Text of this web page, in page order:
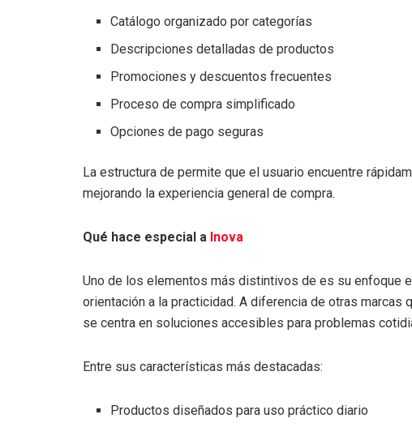
Catálogo organizado por categorías
Descripciones detalladas de productos
Promociones y descuentos frecuentes
Proceso de compra simplificado
Opciones de pago seguras
La estructura de permite que el usuario encuentre
mejorando la experiencia general de compra.
Qué hace especial a Inova
Uno de los elementos más distintivos de es su enfoque
orientación a la practicidad. A diferencia de otras marcas
se centra en soluciones accesibles para problemas
Entre sus características más destacadas:
Productos diseñados para uso práctico diario